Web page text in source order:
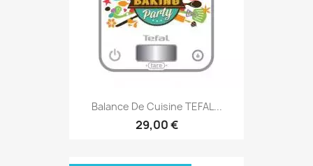
Balance De Cuisine TEFAL...
29,00 €